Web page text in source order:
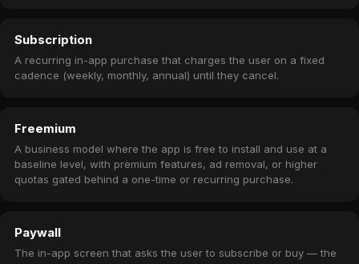
Subscription
A recurring in-app purchase that charges the user on a fixed
cadence (weekly, monthly, annual) until they cancel.
Freemium
A business model where the app is free to install and use at a
baseline level, with premium features, ad removal, or higher
quotas gated behind a one-time or recurring purchase.
Paywall
The in-app screen that asks the user to subscribe or buy — the